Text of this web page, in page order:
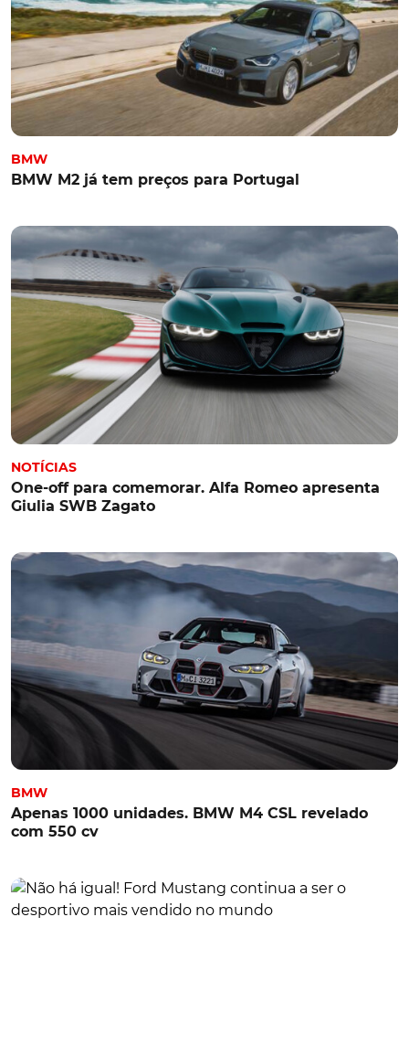
BMW
BMW M2 já tem preços para Portugal
NOTÍCIAS
One-off para comemorar. Alfa Romeo apresenta
Giulia SWB Zagato
BMW
Apenas 1000 unidades. BMW M4 CSL revelado
com 550 cv